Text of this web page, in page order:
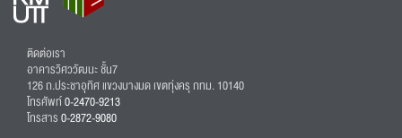
ติดต่อเรา
อาคารวิศววัฒนะ ชั้น7
126 ถ.ประชาอุทิศ แขวงบางมด เขตทุ่งครุ กทม. 10140
โทรศัพท์0-2470-9213
โทรสาร0-2872-9080